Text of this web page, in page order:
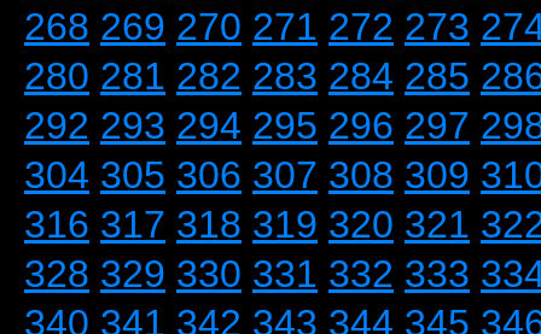
268 269 270 271 272 273
280 281 282 283 284 285
292 293 294 295 296 297
304 305 306 307 308 309
316 317 318 319 320 321
328 329 330 331 332 333
340 341 342 343 344 345